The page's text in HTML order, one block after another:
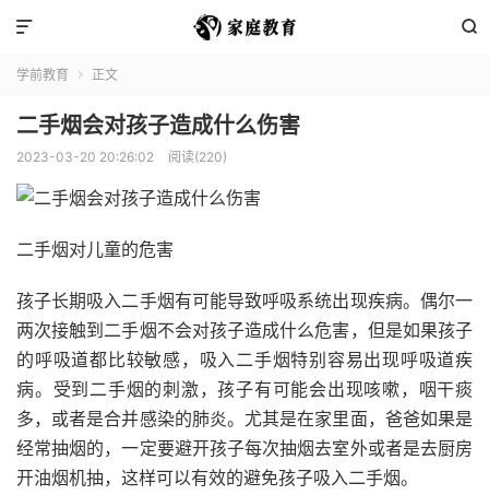


学前教育  正文
二手烟会对孩子造成什么伤害
2023-03-20 20:26:02 阅读(220)
二手烟对儿童的危害
孩子长期吸入二手烟有可能导致呼吸系统出现疾病。偶尔一
两次接触到二手烟不会对孩子造成什么危害，但是如果孩子
的呼吸道都比较敏感，吸入二手烟特别容易出现呼吸道疾
病。受到二手烟的刺激，孩子有可能会出现咳嗽，咽干痰
多，或者是合并感染的肺炎。尤其是在家里面，爸爸如果是
经常抽烟的，一定要避开孩子每次抽烟去室外或者是去厨房
开油烟机抽，这样可以有效的避免孩子吸入二手烟。